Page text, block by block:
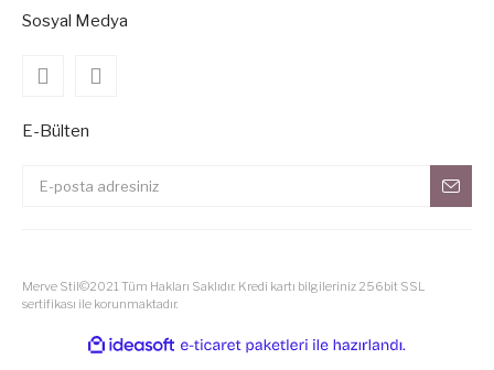
Sosyal Medya
E-Bülten
Merve Stil©2021 Tüm Hakları Saklıdır. Kredi kartı bilgileriniz 256bit SSL
sertifikası ile korunmaktadır.
ideasoft
e-